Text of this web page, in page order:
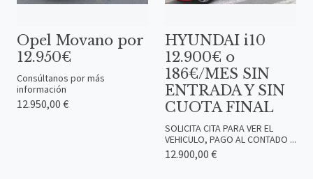
Opel Movano por
12.950€
Consúltanos por más
información
12.950,00 €
HYUNDAI i10
12.900€ o
186€/MES SIN
ENTRADA Y SIN
CUOTA FINAL
SOLICITA CITA PARA VER EL
VEHICULO, PAGO AL CONTADO ...
12.900,00 €